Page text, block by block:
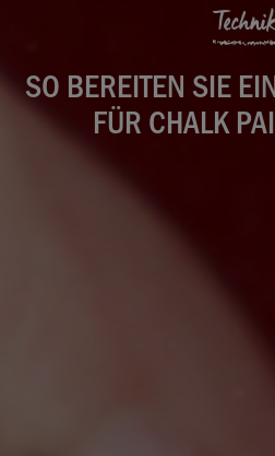
Technik
SO BEREITEN SIE
FÜR CHALK